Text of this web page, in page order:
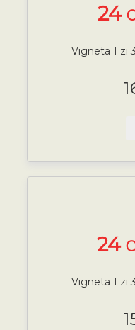
24
Vigneta 1 zi
24
Vigneta 1 zi